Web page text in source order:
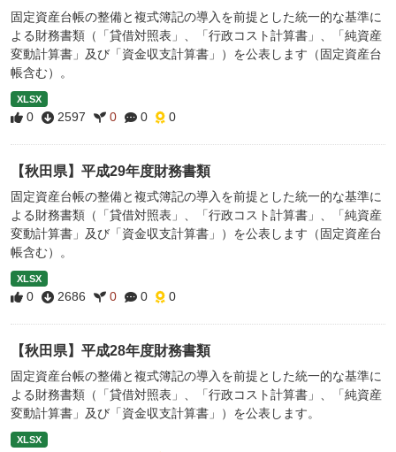
固定資産台帳の整備と複式簿記の導入を前提とした統一的な基準に
よる財務書類（「貸借対照表」、「行政コスト計算書」、「純資産
変動計算書」及び「資金収支計算書」）を公表します（固定資産台
帳含む）。
XLSX
0 2597 0 0 0
【秋田県】平成29年度財務書類
固定資産台帳の整備と複式簿記の導入を前提とした統一的な基準に
よる財務書類（「貸借対照表」、「行政コスト計算書」、「純資産
変動計算書」及び「資金収支計算書」）を公表します（固定資産台
帳含む）。
XLSX
0 2686 0 0 0
【秋田県】平成28年度財務書類
固定資産台帳の整備と複式簿記の導入を前提とした統一的な基準に
よる財務書類（「貸借対照表」、「行政コスト計算書」、「純資産
変動計算書」及び「資金収支計算書」）を公表します。
XLSX